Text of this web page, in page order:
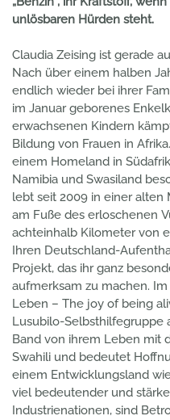
unlösbaren Hürden steht.
Claudia Zeising ist gerade
Nach über einem halben
endlich wieder bei ihrer
im Januar geborenes
erwachsenen Kindern
Bildung von Frauen in
einem Homeland in
Namibia und Swasiland
lebt seit 2009 in einer alten
am Fuße des erloschenen
achteinhalb Kilometer von
Ihren Deutschland-
Projekt, das ihr ganz
aufmerksam zu machen. Im
Leben – The joy of being
Lusubilo-Selbsthilfegruppe
Band von ihrem Leben mit
Swahili und bedeutet
einem Entwicklungsland
viel bedeutender und
Industrienationen, sind